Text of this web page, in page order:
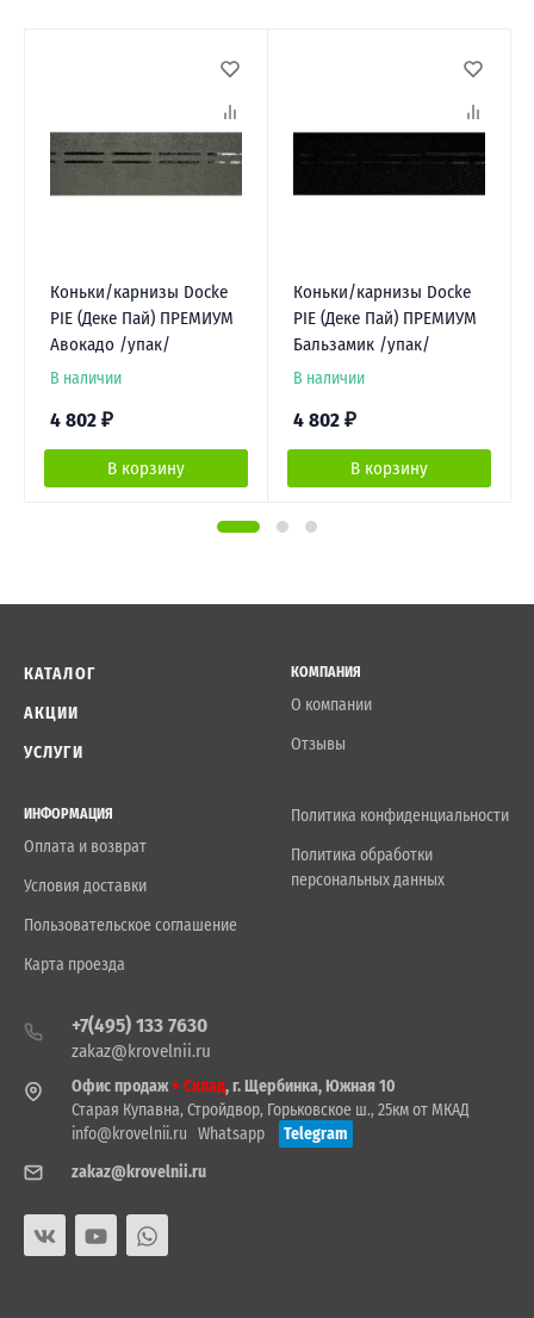
Коньки/карнизы Docke
PIE (Деке Пай) ПРЕМИУМ
Авокадо /упак/
В наличии
4 802 ₽
В корзину
Коньки/карнизы Docke
PIE (Деке Пай) ПРЕМИУМ
Бальзамик /упак/
В наличии
4 802 ₽
В корзину
КАТАЛОГ
АКЦИИ
УСЛУГИ
КОМПАНИЯ
О компании
Отзывы
ИНФОРМАЦИЯ
Оплата и возврат
Условия доставки
Пользовательское соглашение
Карта проезда
Политика конфиденциальности
Политика обработки
персональных данных
+7(495) 133 7630
zakaz@krovelnii.ru
Офис продаж+ Склад, г. Щербинка, Южная 10
Старая Купавна, Стройдвор, Горьковское ш., 25км от МКАД
info@krovelnii.ru Whatsapp
Telegram
zakaz@krovelnii.ru